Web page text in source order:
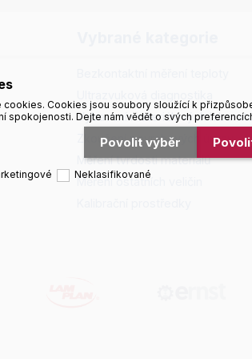
Vybavení materiálových
Zkoušení povrchových úprav
Měření tvrdosti materiálů
Měření ostatních veličin
Cookies jsou soubory sloužící k
spokojenosti. Dejte nám vědět o svých
Povolit výběr
Neklasifikované